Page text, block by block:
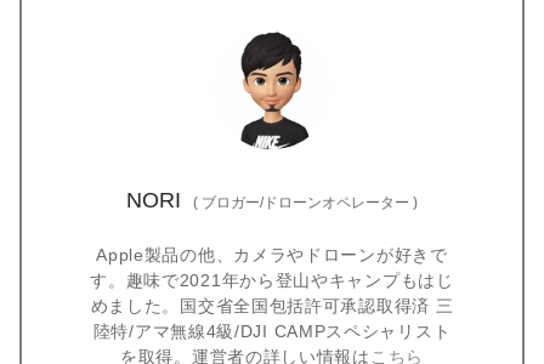
NORI ( ブロガー/ドローンオペレーター )
Apple製品の他、カメラやドローンが好きで
す。趣味で2021年から登山やキャンプもはじ
めました。国交省全国包括許可承認取得済 三
陸特/アマ無線4級/DJI CAMPスペシャリスト
を取得。運営者の詳しい情報は こちら